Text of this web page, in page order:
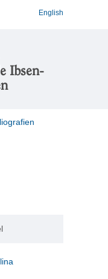
English
Ibsen-